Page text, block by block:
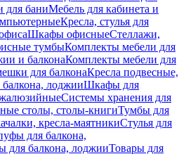
для баниМебель для кабинета и
Кресла, стулья для
Шкафы офисныеСтеллажи,
тумбыКомплекты мебели для
и балконаКомплекты мебели для
для балконаКресла подвесные,
лоджииШкафы для
Системы хранения для
столы, столы-книгиТумбы для
кресла-маятникиСтулья для
для балкона,
для балкона, лоджииТовары для